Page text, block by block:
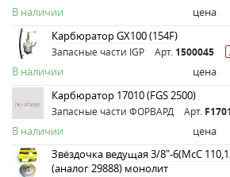
В наличии цена
Карбюратор GX100 (154F)
Запасные части IGP Арт. 1500045
В наличии цена
Карбюратор 17010 (FGS 2500)
Запасные части ФОРВАРД Арт.
В наличии цена
Звёздочка ведущая 3/8"-6(МсС
(аналог 29888) монолит